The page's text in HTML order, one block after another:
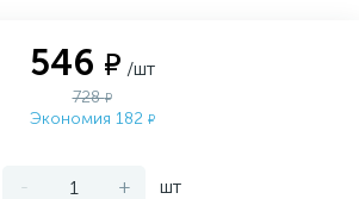
546 ₽ /шт
728₽
Экономия 182 ₽
- + шт